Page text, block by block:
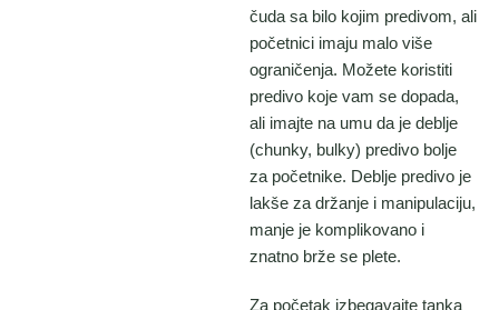
čuda sa bilo kojim predivom, ali
početnici imaju malo više
ograničenja. Možete koristiti
predivo koje vam se dopada,
ali imajte na umu da je deblje
(chunky, bulky) predivo bolje
za početnike. Deblje predivo je
lakše za držanje i manipulaciju,
manje je komplikovano i
znatno brže se plete.
Za početak izbegavajte tanka